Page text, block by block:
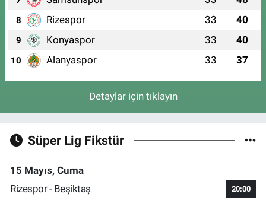
8 Rizespor 33 40
9 Konyaspor 33 40
10 Alanyaspor 33 37
Detaylar için tıklayın
Süper Lig Fikstür
15 Mayıs, Cuma
Rizespor - Beşiktaş
20:00